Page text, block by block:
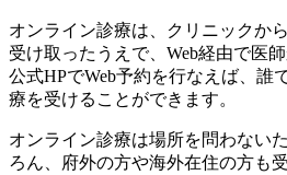
オンライン診療は、クリニックか
受け取ったうえで、Web経由で医
公式HPでWeb予約を行なえば、誰
療を受けることができます。
オンライン診療は場所を問わない
ろん、府外の方や海外在住の方も